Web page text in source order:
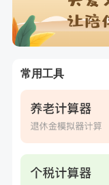
6分钟前
刚刚
常用工具